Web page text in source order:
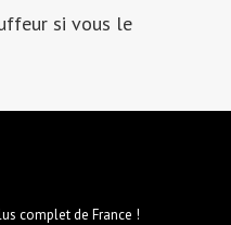
si vous le
complet de France !